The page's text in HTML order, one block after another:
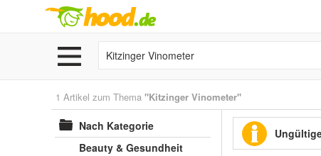
1 Artikel zum Thema "Kitzinger Vinometer"
Nach Kategorie
Beauty & Gesundheit